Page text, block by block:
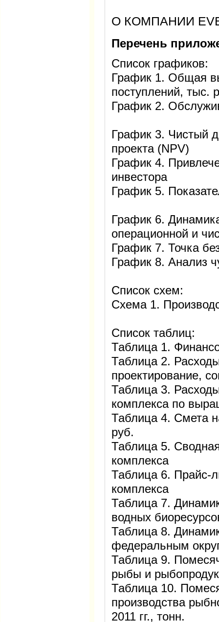
О КОМПАНИИ
Перечень
Список графиков:
График 1. Общая
поступлений,
График 2.
График 3. Чистый
проекта (NPV)
График 4.
инвестора
График 5.
График 6.
операционной и
График 7. Точка
График 8. Анализ
Список схем:
Схема 1.
Список таблиц:
Таблица 1.
Таблица 2.
проектирование,
Таблица 3.
комплекса по
Таблица 4. Смета
руб.
Таблица 5.
комплекса
Таблица 6. Прайс-
комплекса
Таблица 7.
водных
Таблица 8.
федеральным
Таблица 9.
рыбы и
Таблица 10.
производства
2011 гг., тонн.